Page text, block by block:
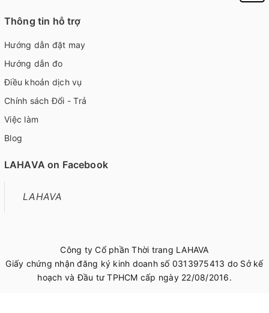
Thông tin hỗ trợ
Hướng dẫn đặt may
Hướng dẫn đo
Điều khoản dịch vụ
Chính sách Đổi - Trả
Việc làm
Blog
Công ty Cổ phần Thời trang LAHAVA
Giấy chứng nhận đăng ký kinh doanh số 0313975413 do Sở kế
hoạch và Đầu tư TPHCM cấp ngày 22/08/2016.
LAHAVA on Facebook
LAHAVA